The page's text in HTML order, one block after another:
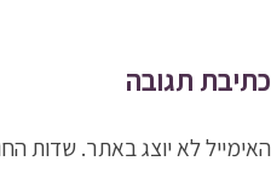
כתיבת תגובה
האימייל לא יוצג באתר.שדות